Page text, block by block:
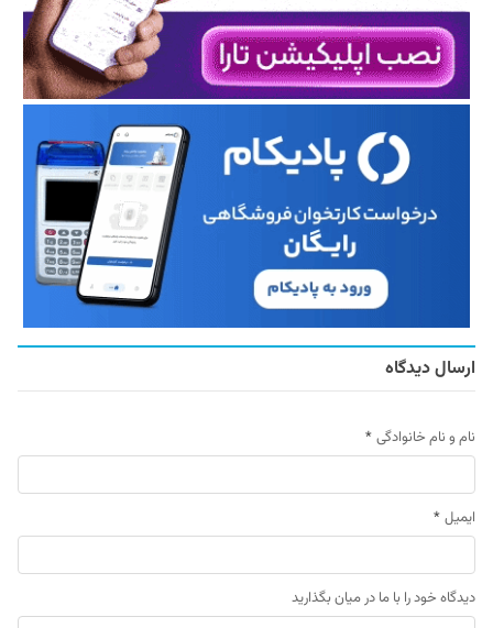
ارسال دیدگاه
نام و نام خانوادگی *
ایمیل *
دیدگاه خود را با ما در میان بگذارید